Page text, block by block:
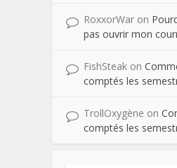
RoxxorWar on
pas ouvrir mon
FishSteak on
comptés les
TrollOxygène on
comptés les